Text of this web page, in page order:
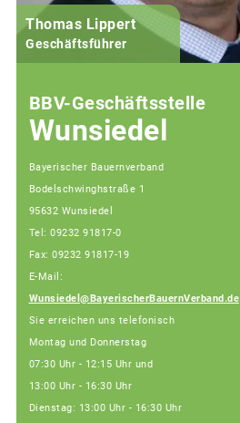
Thomas Lippert
Geschäftsführer
BBV-Geschäftsstelle
Wunsiedel
Bayerischer Bauernverband
Bodelschwinghstraße 1
95632 Wunsiedel
Tel: 09232 91817-0
Fax: 09232 91817-19
E-Mail:
Wunsiedel@BayerischerBauernVerband.de
Sie erreichen uns telefonisch
Montag und Donnerstag
07:30 Uhr - 12:15 Uhr und
13:00 Uhr - 16:30 Uhr
Dienstag: 13:00 Uhr - 16:30 Uhr